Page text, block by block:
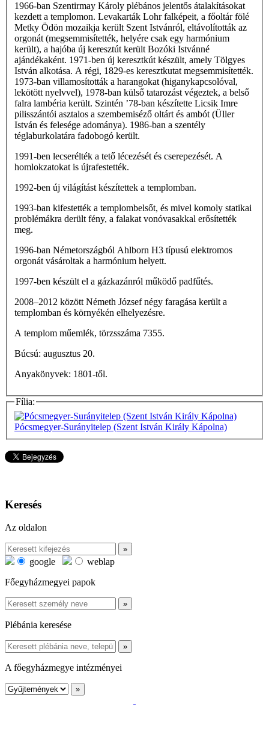
1966-ban Szentirmay Károly plébános jelentős átalakításokat
kezdett a templomon. Levakarták Lohr falképeit, a főoltár fölé
Metky Ödön mozaikja került Szent Istvánról, eltávolították az
orgonát (megsemmisítették, helyére csak egy harmónium
került), a hajóba új keresztút került Bozóki Istvánné
ajándékaként. 1971-ben új keresztkút készült, amely Tölgyes
István alkotása. A régi, 1829-es keresztkutat megsemmisítették.
1973-ban villamosították a harangokat (higanykapcsolóval,
lekötött nyelvvel), 1978-ban külső tatarozást végeztek, a belső
falra lambéria került. Szintén ’78-ban készítette Licsik Imre
pilisszántói asztalos a szembemiséző oltárt és ambót (Üller
István és felesége adománya). 1986-ban a szentély
téglaburkolatára fadobogó került.
1991-ben lecserélték a tető lécezését és cserepezését. A
homlokzatokat is újrafestették.
1992-ben új világítást készítettek a templomban.
1993-ban kifestették a templombelsőt, és mivel komoly statikai
problémákra derült fény, a falakat vonóvasakkal erősítették
meg.
1996-ban Németországból Ahlborn H3 típusú elektromos
orgonát vásároltak a harmónium helyett.
1997-ben készült el a gázkazánról működő padfűtés.
2008–2012 között Németh József négy faragása került a
templomban és környékén elhelyezésre.
A templom műemlék, törzsszáma 7355.
Búcsú: augusztus 20.
Anyakönyvek: 1801-től.
Fília:
Pócsmegyer-Surányitelep (Szent István Király Kápolna)
Keresés
Az oldalon
google
weblap
Főegyházmegyei papok
Plébánia keresése
A főegyházmegye intézményei